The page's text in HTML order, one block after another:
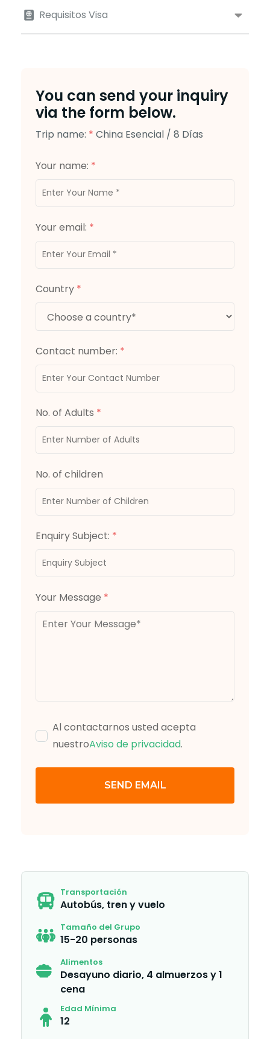
Requisitos Visa
You can send your inquiry
via the form below.
Trip name: * China Esencial / 8 Días
Your name: *
Your email: *
Country *
Contact number: *
No. of Adults *
No. of children
Enquiry Subject: *
Your Message *
Al contactarnos usted acepta
nuestroAviso de privacidad.
SEND EMAIL
Transportación
Autobús, tren y vuelo
Tamaño del Grupo
15-20 personas
Alimentos
Desayuno diario, 4 almuerzos y 1
cena
Edad Mínima
12